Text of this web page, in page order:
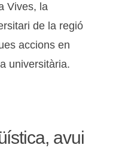
Vives, la
de la regió
accions en
universitària.
avui